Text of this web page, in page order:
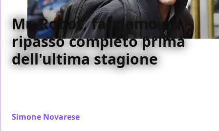
Mr. Robot, facciamo un
ripasso completo prima
dell'ultima stagione
Simone Novarese